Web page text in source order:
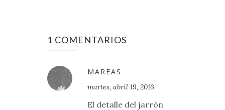
1 COMENTARIOS
MAREAS
martes, abril 19, 2016
El detalle del jarrón